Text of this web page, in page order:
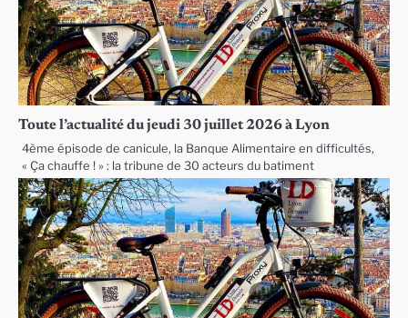
Toute l’actualité du jeudi 30 juillet 2026 à Lyon
4ème épisode de canicule, la Banque Alimentaire en difficultés,
« Ça chauffe ! » : la tribune de 30 acteurs du batiment